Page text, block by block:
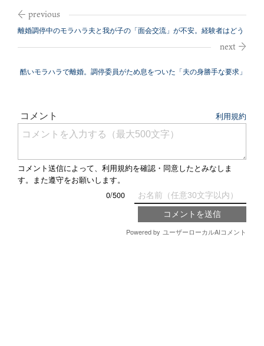
離婚調停中のモラハラ夫と我が子の「面会交流」が不安。経験者はどう
酷いモラハラで離婚。調停委員がため息をついた「夫の身勝手な要求」